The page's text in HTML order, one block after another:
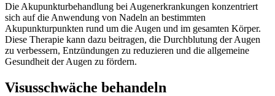
Die Akupunkturbehandlung bei Augenerkrankungen konzentriert
sich auf die Anwendung von Nadeln an bestimmten
Akupunkturpunkten rund um die Augen und im gesamten Körper.
Diese Therapie kann dazu beitragen, die Durchblutung der Augen
zu verbessern, Entzündungen zu reduzieren und die allgemeine
Gesundheit der Augen zu fördern.
Visusschwäche behandeln